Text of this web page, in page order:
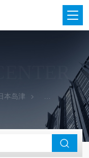
本岛津 进口光电直读